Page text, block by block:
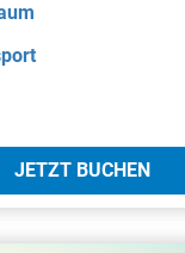
JETZT BUCHEN